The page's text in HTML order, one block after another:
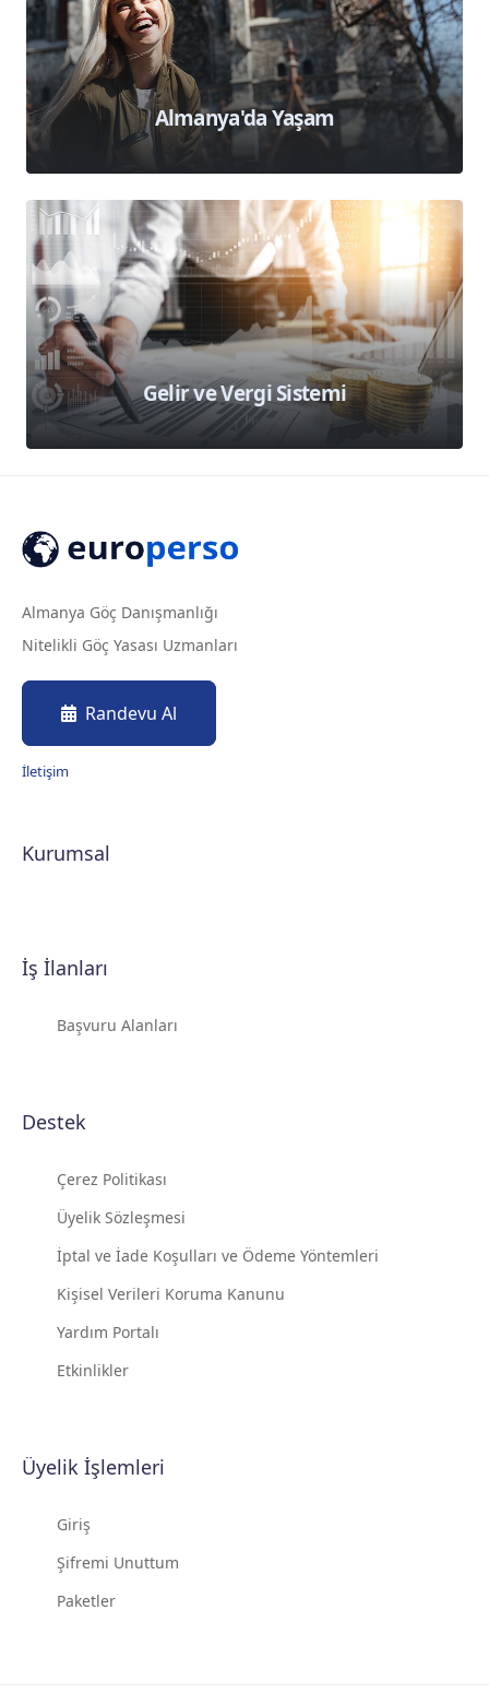
Almanya'da Yaşam
Gelir ve Vergi Sistemi
Almanya Göç Danışmanlığı
Nitelikli Göç Yasası Uzmanları
Randevu Al
İletişim
Kurumsal
İş İlanları
Başvuru Alanları
Destek
Çerez Politikası
Üyelik Sözleşmesi
İptal ve İade Koşulları ve Ödeme Yöntemleri
Kişisel Verileri Koruma Kanunu
Yardım Portalı
Etkinlikler
Üyelik İşlemleri
Giriş
Şifremi Unuttum
Paketler